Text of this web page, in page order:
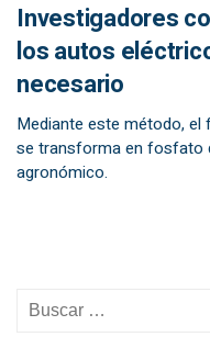
Investigadores
los autos
necesario
Mediante este método,
se transforma en fosfato
agronómico.